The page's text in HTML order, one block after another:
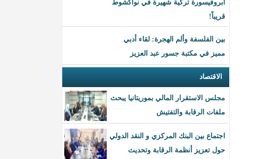
ابروفيسورة تركية شهيرة في نواكشوط
قريباً!
بين الفلسفة وألم الهجرة: لقاء أدبي
مميز في مكتبة جسور عبد العزيز
الاقتصاد
مجلس الاستقرار المالي بموريتانيا يبحث
ملفات الرقابة والتفتيش
اجتماع بين البنك المركزي و النقد الدولي
حول تعزيز أنظمة الرقابة وتحديث